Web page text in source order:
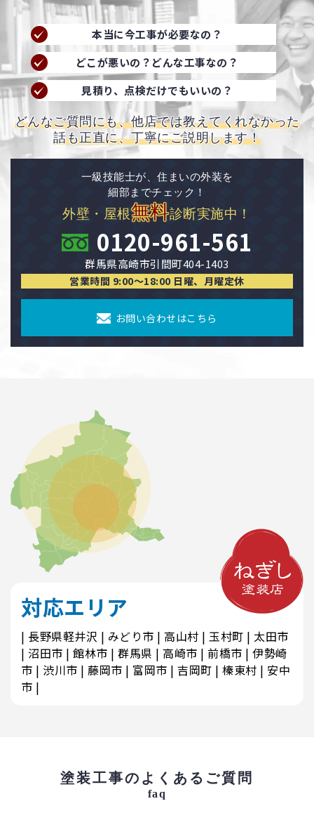
本当に今工事が必要なの？
どこが悪いの？どんな工事なの？
見積り、点検だけでもいいの？
どんなご質問にも、他店では教えてくれなかった
話も正直に、丁寧にご説明します！
一級技能士が、住まいの外装を
細部までチェック！
外壁・屋根無料診断実施中！
0120-961-561
群馬県高崎市引間町404-1403
営業時間 9:00〜18:00 日曜、月曜定休
お問い合わせはこちら
対応エリア
長野県軽井沢 みどり市 高山村 玉村町
太田市
沼田市
館林市 群馬県 高崎市 前橋市
伊勢崎
市
渋川市 藤岡市 富岡市 吉岡町 榛東村
安中
市
塗装工事のよくあるご質問
faq